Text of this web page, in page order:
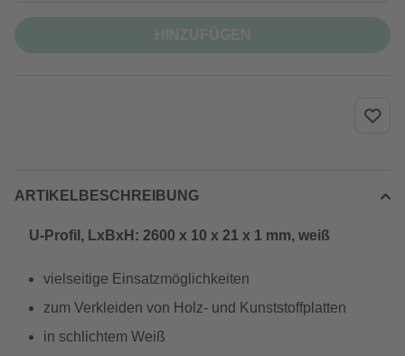
ARTIKELBESCHREIBUNG
U-Profil, LxBxH: 2600 x 10 x 21 x 1 mm, weiß
vielseitige Einsatzmöglichkeiten
zum Verkleiden von Holz- und Kunststoffplatten
in schlichtem Weiß